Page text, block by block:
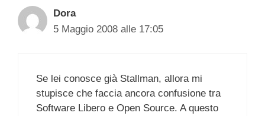
Dora
5 Maggio 2008 alle 17:05
Se lei conosce già Stallman, allora mi
stupisce che faccia ancora confusione tra
Software Libero e Open Source. A questo